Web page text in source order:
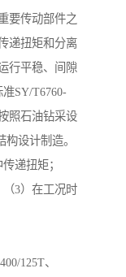
要传动部件之
递扭矩和分离
行平稳、间隙
SY/T6760-
照石油钻采设
设计制造。
递扭矩；
（3）在工况时
125T、